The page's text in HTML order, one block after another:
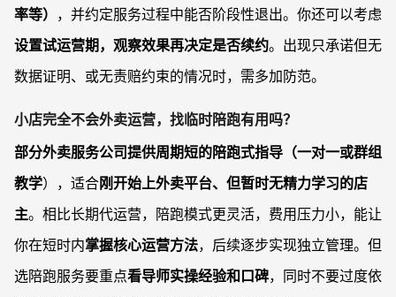
率等） ，并约定服务过程中能否阶段性退出。你还可以考虑
设置试运营期，观察效果再决定是否续约。出现只承诺但无
数据证明、或无责赔约束的情况时，需多加防范。
小店完全不会外卖运营，找临时陪跑有用吗？
部分外卖服务公司提供周期短的陪跑式指导（一对一或群组
教学），适合刚开始上外卖平台、但暂时无精力学习的店
主。相比长期代运营，陪跑模式更灵活，费用压力小，能让
你在短时内掌握核心运营方法，后续逐步实现独立管理。但
选陪跑服务要重点看导师实操经验和口碑，同时不要过度依